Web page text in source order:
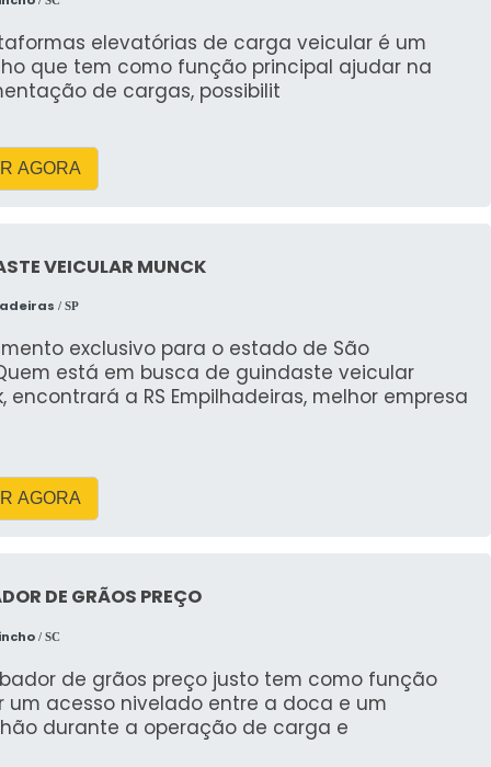
A RH Guindastes tem um compromisso com o
minimizam o impacto ambiental e promovem
sempre que possível.
SOBRE ALUGUEL DE
entulho?
pode variar dependendo do tamanho e da
ser entre R$ 300,00 a R$ 500,00. Contate a RH
para Jaciara.
alugada?
geralmente varia de 3 a 7 dias, mas pode ser
cliente. A RH Guindastes oferece flexibilidade para
caçamba?
materiais perigosos como produtos químicos,
tóxico. É importante seguir as diretrizes
um descarte seguro e adequado.
ALUGUEL DE CAÇAMBA
elevatórias de carga veicular é um
que tem como função principal ajudar na
de cargas, possibilit
AGORA
VEICULAR MUNCK
/ SP
exclusivo para o estado de São
está em busca de guindaste veicular
encontrará a RS Empilhadeiras, melhor empresa
AGORA
DE GRÃOS PREÇO
/ SC
de grãos preço justo tem como função
um acesso nivelado entre a doca e um
durante a operação de carga e